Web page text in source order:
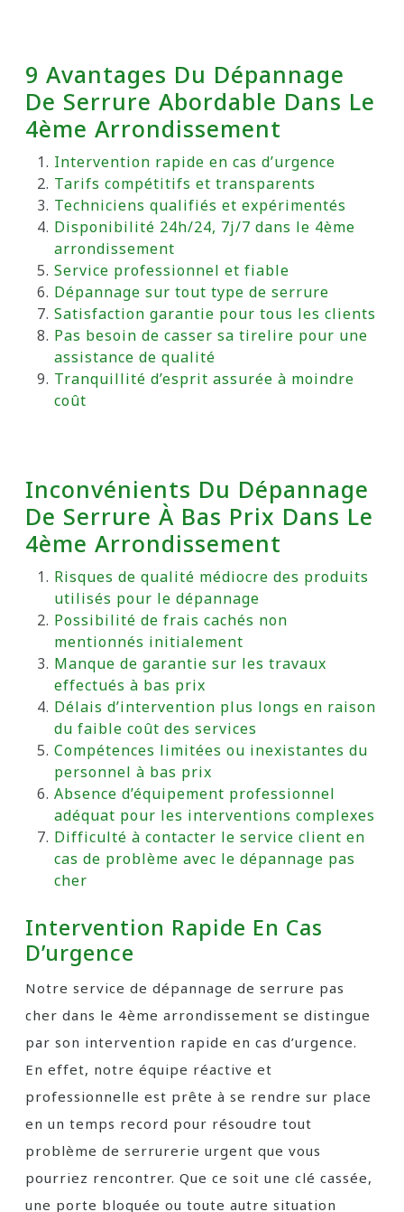
9 Avantages Du Dépannage
De Serrure Abordable Dans Le
4ème Arrondissement
Intervention rapide en cas d’urgence
Tarifs compétitifs et transparents
Techniciens qualifiés et expérimentés
Disponibilité 24h/24, 7j/7 dans le 4ème
arrondissement
Service professionnel et fiable
Dépannage sur tout type de serrure
Satisfaction garantie pour tous les clients
Pas besoin de casser sa tirelire pour une
assistance de qualité
Tranquillité d’esprit assurée à moindre
coût
Inconvénients Du Dépannage
De Serrure À Bas Prix Dans Le
4ème Arrondissement
Risques de qualité médiocre des produits
utilisés pour le dépannage
Possibilité de frais cachés non
mentionnés initialement
Manque de garantie sur les travaux
effectués à bas prix
Délais d’intervention plus longs en raison
du faible coût des services
Compétences limitées ou inexistantes du
personnel à bas prix
Absence d’équipement professionnel
adéquat pour les interventions complexes
Difficulté à contacter le service client en
cas de problème avec le dépannage pas
cher
Intervention Rapide En Cas
D’urgence
Notre service de dépannage de serrure pas
cher dans le 4ème arrondissement se distingue
par son intervention rapide en cas d’urgence.
En effet, notre équipe réactive et
professionnelle est prête à se rendre sur place
en un temps record pour résoudre tout
problème de serrurerie urgent que vous
pourriez rencontrer. Que ce soit une clé cassée,
une porte bloquée ou toute autre situation